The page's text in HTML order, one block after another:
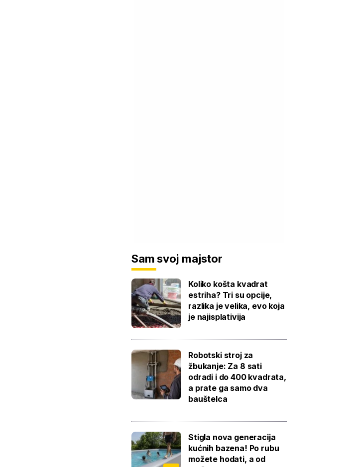
Sam svoj majstor
Koliko košta kvadrat
estriha? Tri su opcije,
razlika je velika, evo koja
je najisplativija
Robotski stroj za
žbukanje: Za 8 sati
odradi i do 400 kvadrata,
a prate ga samo dva
bauštelca
Stigla nova generacija
kućnih bazena! Po rubu
možete hodati, a od